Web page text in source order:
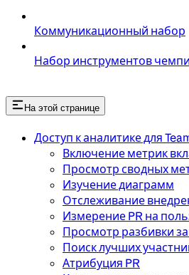
Коммуникационный набор
Набор инструментов
На этой странице
Доступ к аналитике для
Включение метрик
Просмотр сводных
Изучение диаграмм
Отслеживание
Измерение PR на
Просмотр разбивки
Поиск лучших
Атрибуция PR